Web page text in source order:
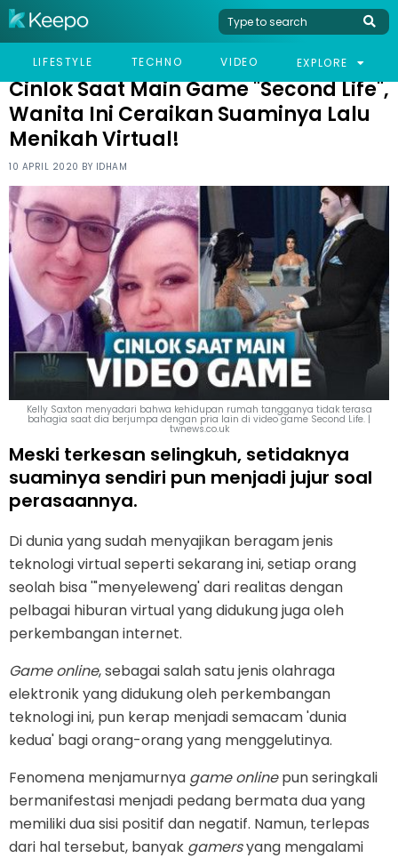
LIFESTYLE TECHNO VIDEO EXPLORE
HOME VIRAL
CINLOK SAAT MAIN GAME "SECOND LIFE", WANITA INI CERAIKAN
Cinlok Saat Main Game "Second Life",
Wanita Ini Ceraikan Suaminya Lalu
Menikah Virtual!
10 APRIL 2020 BY IDHAM
Kelly Saxton menyadari bahwa kehidupan rumah tangganya tidak terasa
bahagia saat dia berjumpa dengan pria lain di video game Second Life. |
twnews.co.uk
Meski terkesan selingkuh, setidaknya
suaminya sendiri pun menjadi jujur soal
perasaannya.
Di dunia yang sudah menyajikan beragam jenis
teknologi virtual seperti sekarang ini, setiap orang
seolah bisa '"menyeleweng' dari realitas dengan
pelbagai hiburan virtual yang didukung juga oleh
perkembangan internet.
Game online, sebagai salah satu jenis olahraga
elektronik yang didukung oleh perkembangan
teknologi ini, pun kerap menjadi semacam 'dunia
kedua' bagi orang-orang yang menggelutinya.
Fenomena menjamurnya game onlinepun seringkali
bermanifestasi menjadi pedang bermata dua yang
memiliki dua sisi positif dan negatif. Namun, terlepas
dari hal tersebut, banyak gamersyang mengalami